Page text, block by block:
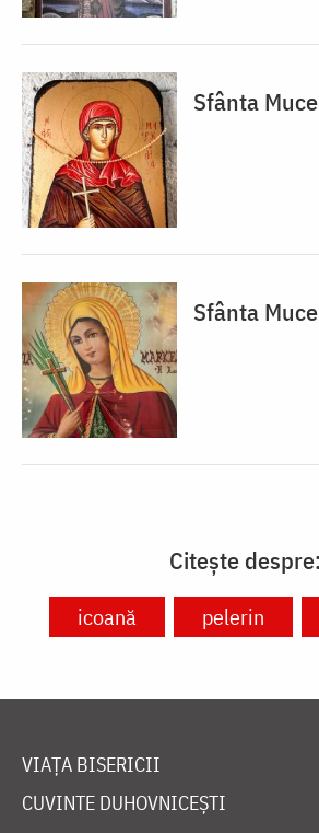
Sfânta
Sfânta
Citește despre:
icoană pelerin
VIAȚA BISERICII
CUVINTE DUHOVNICEȘTI